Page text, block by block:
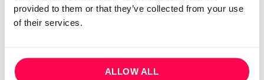
provided to them or that they’ve collected from your use
of their services.
ALLOW ALL
Contactos
Conta cliente
INFORMAÇÕES